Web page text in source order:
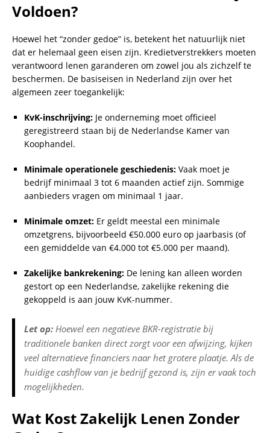
Voldoen?
Hoewel het “zonder gedoe” is, betekent het natuurlijk niet
dat er helemaal geen eisen zijn. Kredietverstrekkers moeten
verantwoord lenen garanderen om zowel jou als zichzelf te
beschermen. De basiseisen in Nederland zijn over het
algemeen zeer toegankelijk:
KvK-inschrijving: Je onderneming moet officieel
geregistreerd staan bij de Nederlandse Kamer van
Koophandel.
Minimale operationele geschiedenis: Vaak moet je
bedrijf minimaal 3 tot 6 maanden actief zijn. Sommige
aanbieders vragen om minimaal 1 jaar.
Minimale omzet: Er geldt meestal een minimale
omzetgrens, bijvoorbeeld €50.000 euro op jaarbasis (of
een gemiddelde van €4.000 tot €5.000 per maand).
Zakelijke bankrekening: De lening kan alleen worden
gestort op een Nederlandse, zakelijke rekening die
gekoppeld is aan jouw KvK-nummer.
Let op: Hoewel een negatieve BKR-registratie bij
traditionele banken direct zorgt voor een afwijzing, kijken
veel alternatieve financiers naar het grotere plaatje. Als de
huidige cashflow van je bedrijf gezond is, zijn er vaak toch
mogelijkheden.
Wat Kost Zakelijk Lenen Zonder